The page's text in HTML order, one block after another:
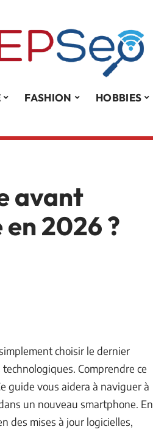
FASHION HOBBIES
avant
2026 ?
choisir le dernier
Comprendre ce
guide vous aidera à naviguer à
un nouveau smartphone. En
des mises à jour logicielles,